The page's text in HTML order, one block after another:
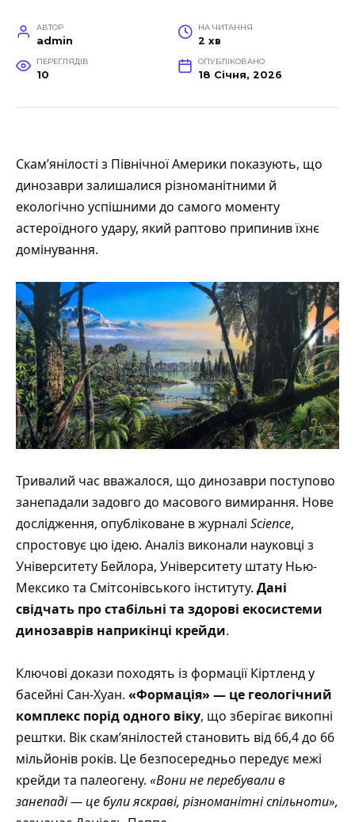
АВТОР
admin
НА ЧИТАННЯ
2 хв
ПЕРЕГЛЯДІВ
10
ОПУБЛІКОВАНО
18 Січня, 2026
Скам’янілості з Північної Америки показують, що
динозаври залишалися різноманітними й
екологічно успішними до самого моменту
астероїдного удару, який раптово припинив їхнє
домінування.
Тривалий час вважалося, що динозаври поступово
занепадали задовго до масового вимирання. Нове
дослідження, опубліковане в журналі Science,
спростовує цю ідею. Аналіз виконали науковці з
Університету Бейлора, Університету штату Нью-
Мексико та Смітсонівського інституту. Дані
свідчать про стабільні та здорові екосистеми
динозаврів наприкінці крейди.
Ключові докази походять із формації Кіртленд у
басейні Сан-Хуан. «Формація» — це геологічний
комплекс порід одного віку, що зберігає викопні
рештки. Вік скам’янілостей становить від 66,4 до 66
мільйонів років. Це безпосередньо передує межі
крейди та палеогену. «Вони не перебували в
занепаді — це були яскраві, різноманітні спільноти»,